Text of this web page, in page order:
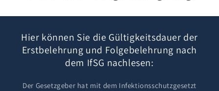
Hier können Sie die Gültigkeitsdauer der
Erstbelehrung und Folgebelehrung nach
dem IfSG nachlesen:
Der Gesetzgeber hat mit dem Infektionsschutzgesetzt